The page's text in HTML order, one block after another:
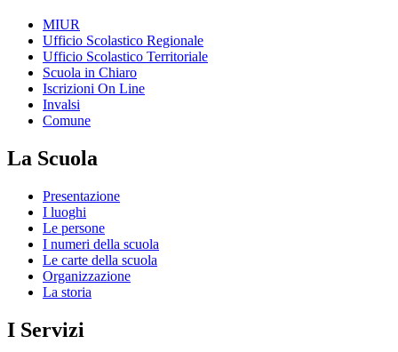
MIUR
Ufficio Scolastico Regionale
Ufficio Scolastico Territoriale
Scuola in Chiaro
Iscrizioni On Line
Invalsi
Comune
La Scuola
Presentazione
I luoghi
Le persone
I numeri della scuola
Le carte della scuola
Organizzazione
La storia
I Servizi